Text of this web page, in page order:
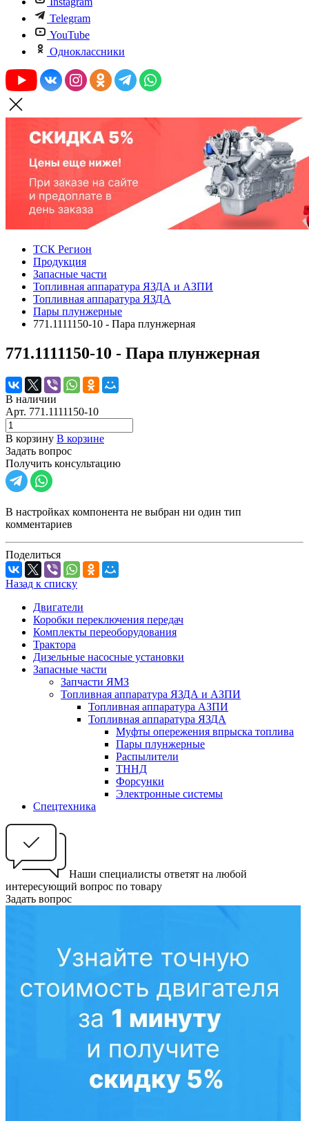
Telegram
YouTube
Одноклассники
ТСК Регион
Продукция
Запасные части
Топливная аппаратура ЯЗДА и АЗПИ
Топливная аппаратура ЯЗДА
Пары плунжерные
771.1111150-10 - Пара плунжерная
771.1111150-10 - Пара плунжерная
В наличии
Арт. 771.1111150-10
В корзину В корзине
Задать вопрос
Получить консультацию
В настройках компонента не выбран ни один тип
комментариев
Поделиться
Назад к списку
Двигатели
Коробки переключения передач
Комплекты переоборудования
Трактора
Дизельные насосные установки
Запасные части
Запчасти ЯМЗ
Топливная аппаратура ЯЗДА и АЗПИ
Топливная аппаратура АЗПИ
Топливная аппаратура ЯЗДА
Муфты опережения впрыска топлива
Пары плунжерные
Распылители
ТННД
Форсунки
Электронные системы
Спецтехника
Наши специалисты ответят на любой
интересующий вопрос по товару
Задать вопрос